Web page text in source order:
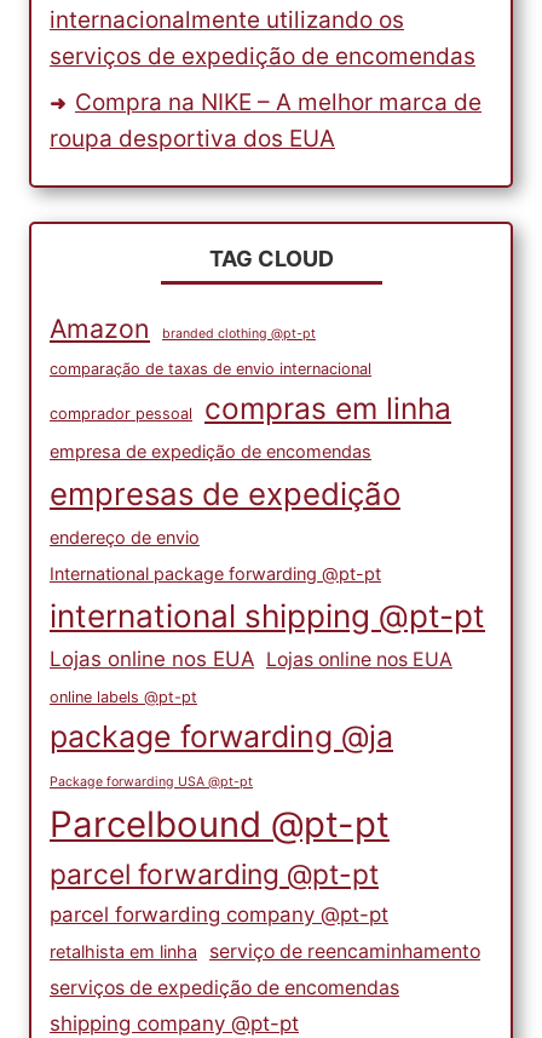
internacionalmente utilizando os
serviços de expedição de encomendas
Compra na NIKE – A melhor marca de
roupa desportiva dos EUA
TAG CLOUD
Amazon branded clothing @pt-pt
comparação de taxas de envio internacional
comprador pessoal compras em linha
empresa de expedição de encomendas
empresas de expedição
endereço de envio
International package forwarding @pt-pt
international shipping @pt-pt
Lojas online nos EUA Lojas online nos EUA
online labels @pt-pt
package forwarding @ja
Package forwarding USA @pt-pt
Parcelbound @pt-pt
parcel forwarding @pt-pt
parcel forwarding company @pt-pt
retalhista em linha
serviço de reencaminhamento
serviços de expedição de encomendas
shipping company @pt-pt